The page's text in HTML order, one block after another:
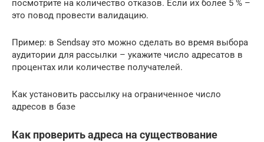
посмотрите на количество отказов. Если их более 5 % –
это повод провести валидацию.
Пример: в Sendsay это можно сделать во время выбора
аудитории для рассылки – укажите число адресатов в
процентах или количестве получателей.
Как установить рассылку на ограниченное число
адресов в базе
Как проверить адреса на существование